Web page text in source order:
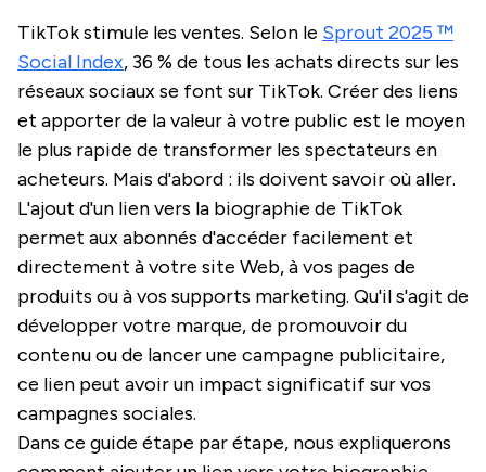
TikTok stimule les ventes. Selon le Sprout 2025 ™️
Social Index, 36 % de tous les achats directs sur les
réseaux sociaux se font sur TikTok. Créer des liens
et apporter de la valeur à votre public est le moyen
le plus rapide de transformer les spectateurs en
acheteurs. Mais d'abord : ils doivent savoir où aller.
L'ajout d'un lien vers la biographie de TikTok
permet aux abonnés d'accéder facilement et
directement à votre site Web, à vos pages de
produits ou à vos supports marketing. Qu'il s'agit de
développer votre marque, de promouvoir du
contenu ou de lancer une campagne publicitaire,
ce lien peut avoir un impact significatif sur vos
campagnes sociales.
Dans ce guide étape par étape, nous expliquerons